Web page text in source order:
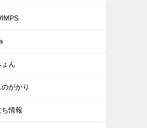
ん
がかり
情報